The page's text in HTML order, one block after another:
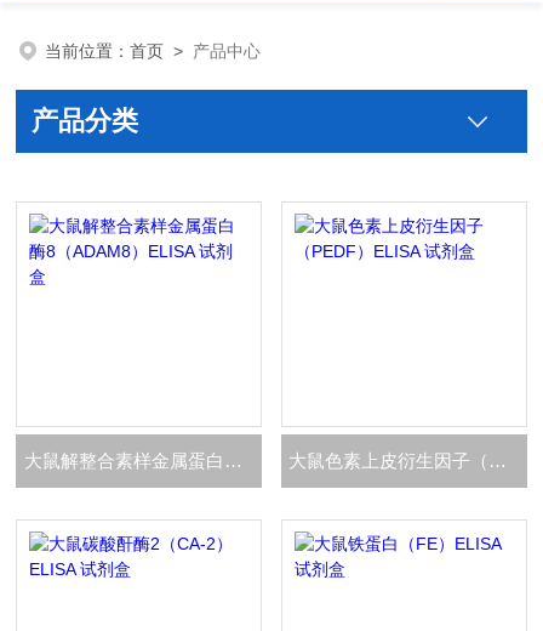
当前位置：首页 > 产品中心
产品分类
大鼠解整合素样金属蛋白酶8（ADAM8）ELISA 试剂盒 大鼠色素上皮衍生因子（PEDF）ELISA 试剂盒